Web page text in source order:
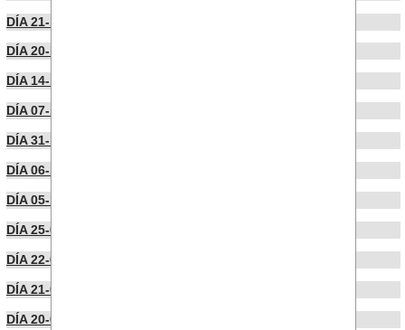
DÍA 21-11-2023
DÍA 20-11-2023
DÍA 14-11-2023
DÍA 07-11-2023
DÍA 31-10-2023
DÍA 06-10-2023
DÍA 05-10-2023
DÍA 25-09-2023
DÍA 22-09-2023
DÍA 21-09-2023
DÍA 20-09-2023